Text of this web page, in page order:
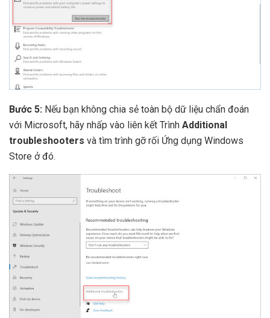
Bước 5: Nếu bạn không chia sẻ toàn bộ dữ liệu chẩn đoán
với Microsoft, hãy nhấp vào liên kết Trình Additional
troubleshooters và tìm trình gỡ rối Ứng dụng Windows
Store ở đó.